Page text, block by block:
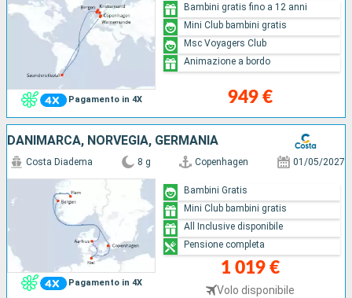
Pagamento in 4X 949 €
Bambini gratis fino a 12 anni
Mini Club bambini gratis
Msc Voyagers Club
Animazione a bordo
DANIMARCA, NORVEGIA, GERMANIA
Pagamento in 4X
Costa Diadema 8 g Copenhagen 01/05/2027
1 019 €
Volo disponibile
Bambini Gratis
Mini Club bambini gratis
All Inclusive disponibile
Pensione completa